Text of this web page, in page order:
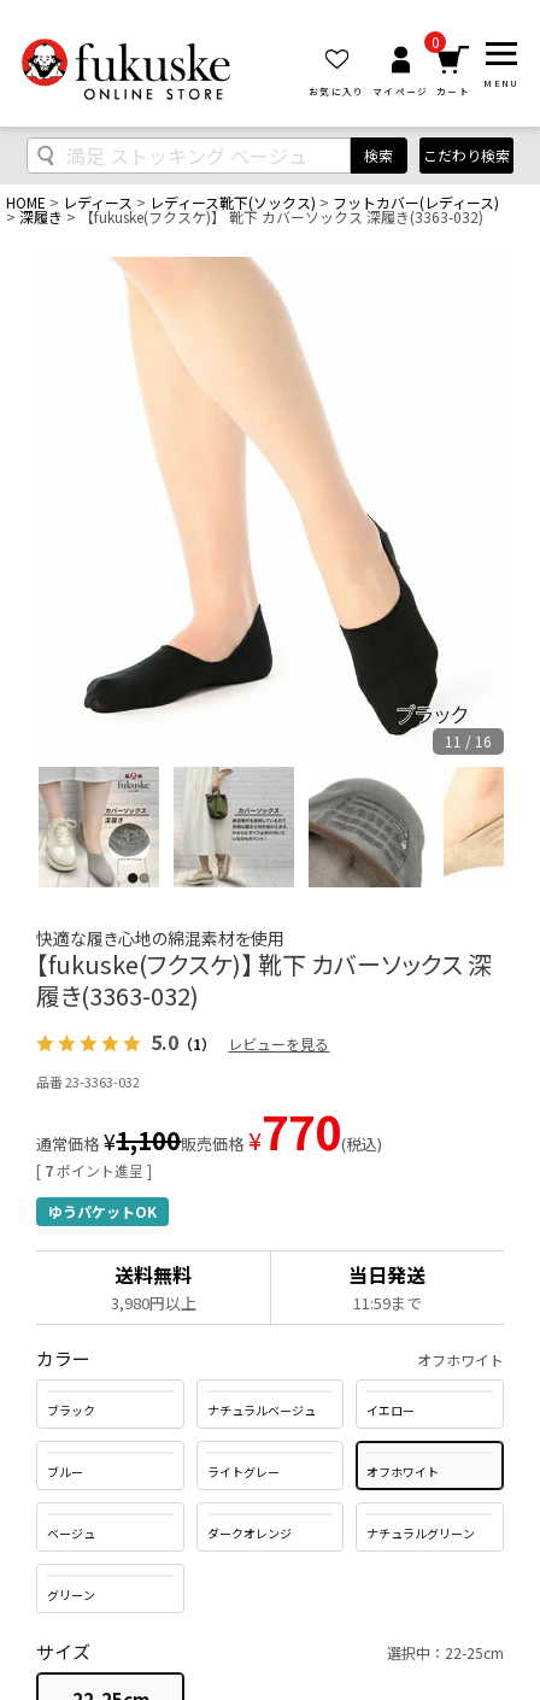
お気に入り マイページ
0
カート
MENU
検索 こだわり検索
HOME レディース レディース靴下(ソックス) フットカバー(レディース)
深履き 【fukuske(フクスケ)】 靴下 カバーソックス 深履き(3363-032)
11 / 16
快適な履き心地の綿混素材を使用
【fukuske(フクスケ)】 靴下 カバーソックス 深
履き(3363-032)
5.0 （1） レビューを見る
品番 23-3363-032
[ 7 ポイント進呈 ]
通常価格 ¥1,100販売価格 ¥770 税込
ゆうパケットOK
送料無料
3,980円以上
当日発送
11:59まで
カラー オフホワイト
ブラック ナチュラルベージュ イエロー
ブルー ライトグレー オフホワイト
ベージュ ダークオレンジ ナチュラルグリーン
グリーン
サイズ 選択中：22-25cm